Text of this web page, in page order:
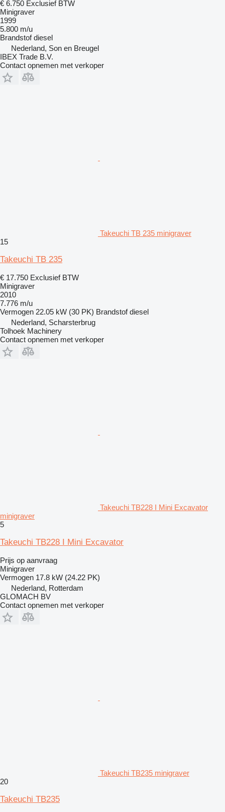
€ 6.750 Exclusief BTW
Minigraver
1999
5.800 m/u
Brandstof diesel
Nederland, Son en Breugel
IBEX Trade B.V.
Contact opnemen met verkoper
Takeuchi TB 235 minigraver
15
Takeuchi TB 235
€ 17.750 Exclusief BTW
Minigraver
2010
7.776 m/u
Vermogen 22.05 kW (30 PK) Brandstof diesel
Nederland, Scharsterbrug
Tolhoek Machinery
Contact opnemen met verkoper
Takeuchi TB228 I Mini Excavator
minigraver
5
Takeuchi TB228 I Mini Excavator
Prijs op aanvraag
Minigraver
Vermogen 17.8 kW (24.22 PK)
Nederland, Rotterdam
GLOMACH BV
Contact opnemen met verkoper
Takeuchi TB235 minigraver
20
Takeuchi TB235